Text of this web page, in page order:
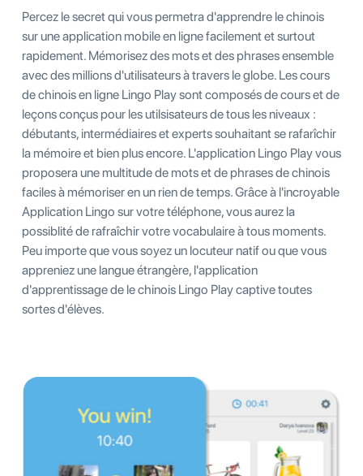
Percez le secret qui vous permetra d'apprendre le chinois
sur une application mobile en ligne facilement et surtout
rapidement. Mémorisez des mots et des phrases ensemble
avec des millions d'utilisateurs à travers le globe. Les cours
de chinois en ligne Lingo Play sont composés de cours et de
leçons conçus pour les utilsisateurs de tous les niveaux :
débutants, intermédiaires et experts souhaitant se rafarîchir
la mémoire et bien plus encore. L'application Lingo Play vous
proposera une multitude de mots et de phrases de chinois
faciles à mémoriser en un rien de temps. Grâce à l'incroyable
Application Lingo sur votre téléphone, vous aurez la
possiblité de rafraîchir votre vocabulaire à tous moments.
Peu importe que vous soyez un locuteur natif ou que vous
appreniez une langue étrangère, l'application
d'apprentissage de le chinois Lingo Play captive toutes
sortes d'élèves.